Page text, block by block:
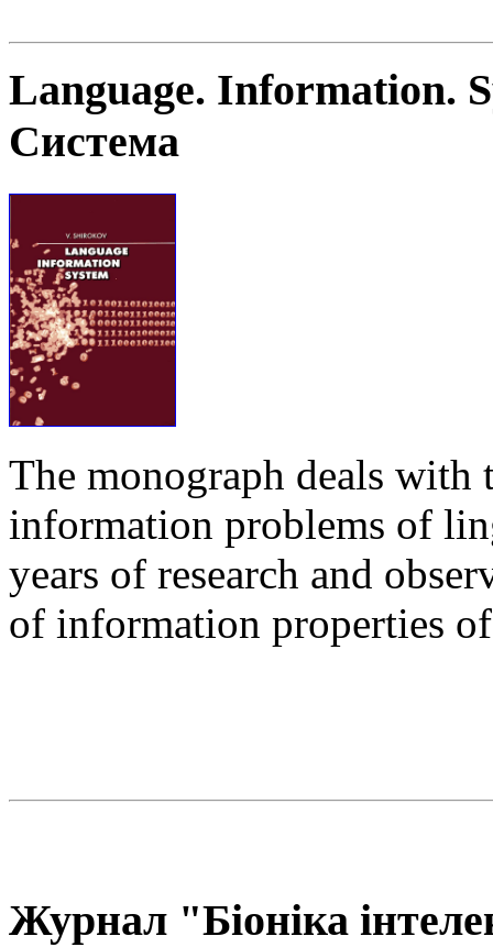
Language. Information.
Система
The monograph deals with
information problems of
years of research and
of information properties
Журнал "Біоніка